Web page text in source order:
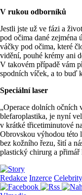
V rukou odborníků
Jestli jste už ve fázi a
pod očima dané zejména
váčky pod očima, které
vidění, pouhé krémy ani
V takovém případě vám
spodních víček, a to buď
Speciální laser
„Operace dolních očních
blefaroplastika, je nyní
v krátké třicetiminutové
Obrovskou výhodou této
bez kožního řezu, šití a
plastický chirurg a
Redakce Inzerce Celebrity